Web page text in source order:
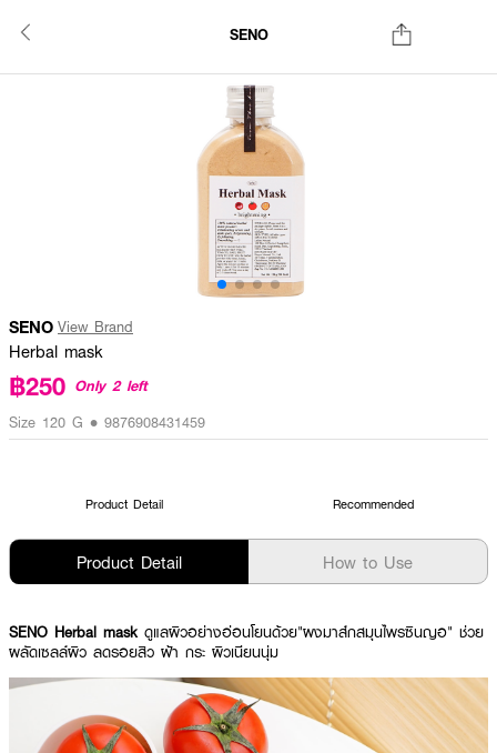
SENO
SENO View Brand
Herbal mask
฿250 Only 2 left
Size 120 G • 9876908431459
Product Detail Recommended
Product Detail How to Use
SENO Herbal mask ดูแลผิวอย่างอ่อนโยนด้วย"ผงมาส์กสมุนไพรซินญอ" ช่วย
ผลัดเซลล์ผิว ลดรอยสิว ฝ้า กระ ผิวเนียนนุ่ม